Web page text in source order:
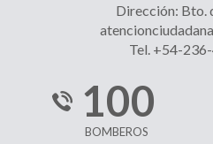
Dirección: Bto.
Tel. +54-
100
BOMBEROS